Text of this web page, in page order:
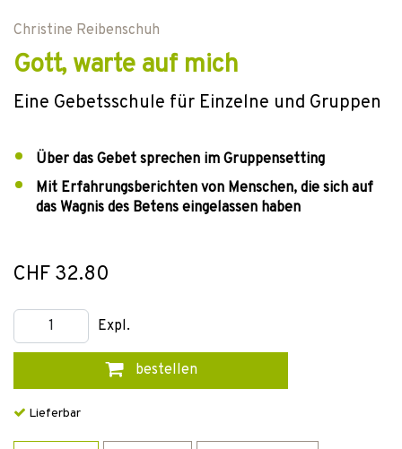
Christine Reibenschuh
Gott, warte auf mich
Eine Gebetsschule für Einzelne und Gruppen
Über das Gebet sprechen im Gruppensetting
Mit Erfahrungsberichten von Menschen, die sich auf
das Wagnis des Betens eingelassen haben
CHF 32.80
Expl.
bestellen
Lieferbar